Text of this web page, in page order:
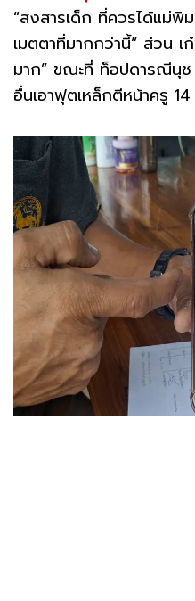
“สงสารเด็ก ที่ควรได้แม่
เมตตาที่มากกว่านี้” ส่วน เ
มาก” ขณะที่ ท็อปดารณีนุ
อื่นเอาฟุตเหล็กตีหน้าครู